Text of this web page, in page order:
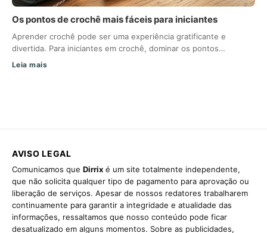
Os pontos de crochê mais fáceis para iniciantes
Aprender crochê pode ser uma experiência gratificante e
divertida. Para iniciantes em crochê, dominar os pontos…
Leia mais
AVISO LEGAL
Comunicamos que Dirrix é um site totalmente independente,
que não solicita qualquer tipo de pagamento para aprovação ou
liberação de serviços. Apesar de nossos redatores trabalharem
continuamente para garantir a integridade e atualidade das
informações, ressaltamos que nosso conteúdo pode ficar
desatualizado em alguns momentos. Sobre as publicidades,